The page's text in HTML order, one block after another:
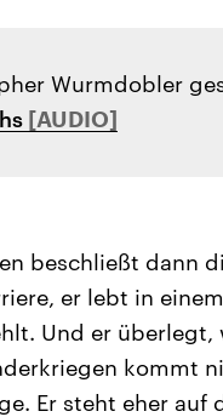
Wurmdobler
beschließt dann
er lebt in
Und er überlegt,
kommt
Er steht eher auf